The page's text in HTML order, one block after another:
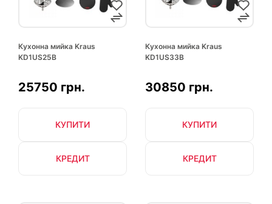
Кухонна мийка Kraus
KD1US25B
25750 грн.
КУПИТИ
КРЕДИТ
Кухонна мийка Kraus
KD1US33B
30850 грн.
КУПИТИ
КРЕДИТ